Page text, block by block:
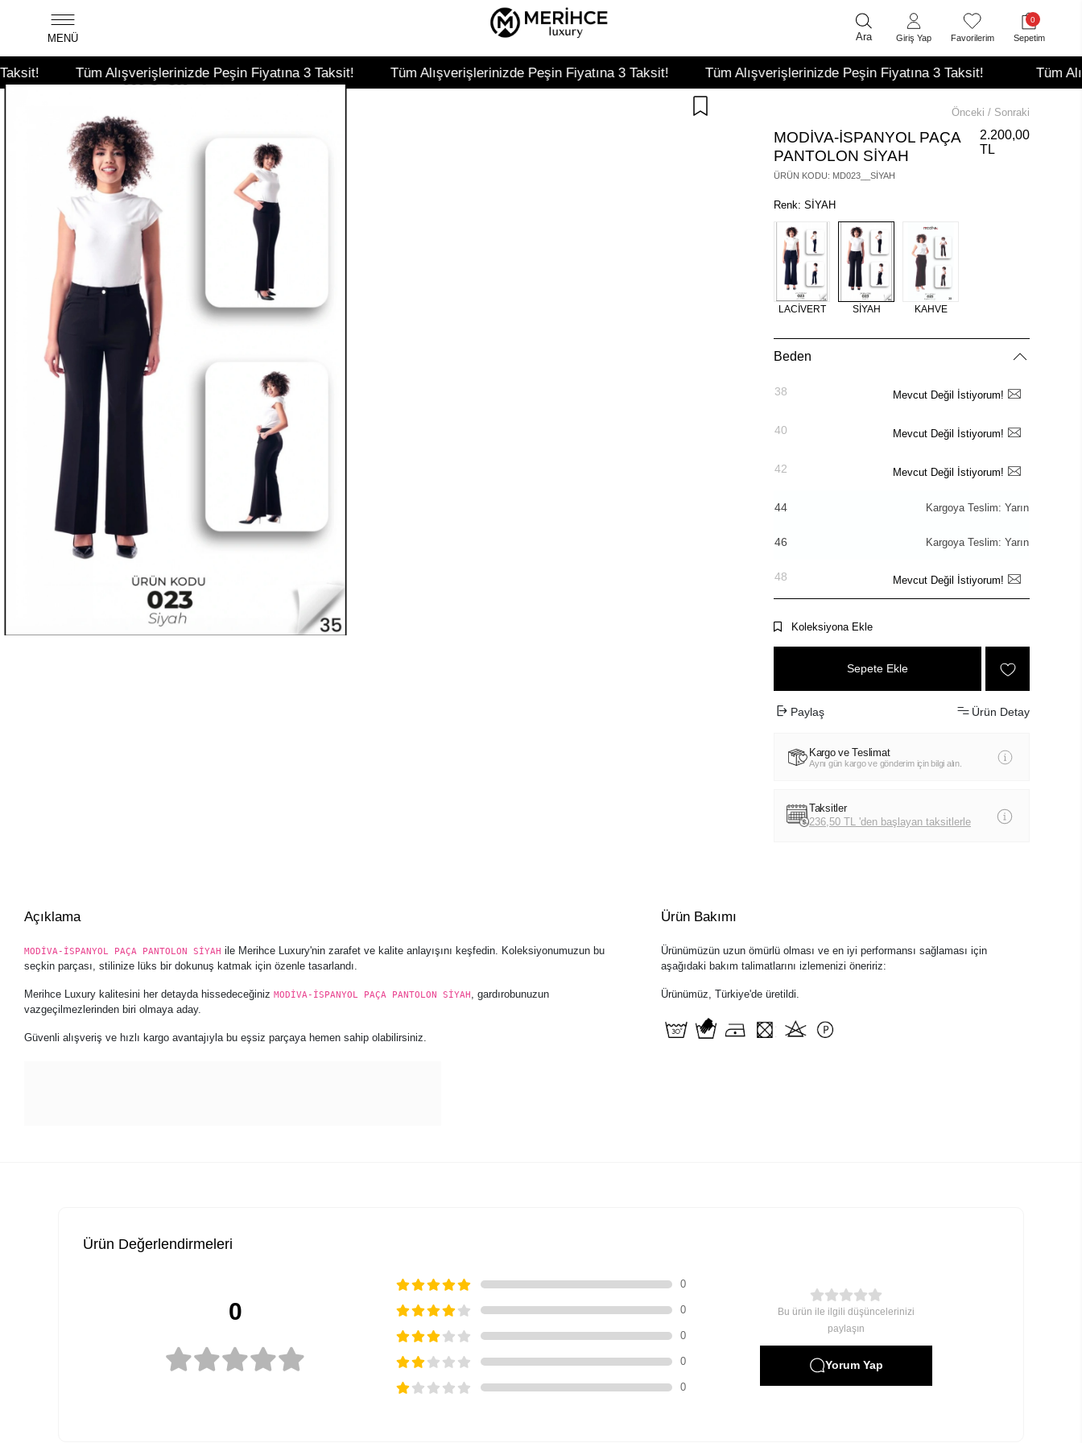
Tüm Alışverişlerinizde Peşin Fiyatına 3 Taksit! Tüm Alışverişlerinizde Peşin Fiyatına 3 Taksit! Tüm Alışverişlerinizde Peşin Fiyatına 3 Taksit! Tüm
MENÜ Ara Giriş Yap Favorilerim
0
Sepetim
Önceki / Sonraki
MODİVA-İSPANYOL PAÇA
PANTOLON SİYAH
ÜRÜN KODU: MD023__SİYAH
2.200,00
TL
Renk: SİYAH
LACİVERT SİYAH KAHVE
Beden
38 Mevcut Değil İstiyorum!
40 Mevcut Değil İstiyorum!
42 Mevcut Değil İstiyorum!
44 Kargoya Teslim: Yarın
46 Kargoya Teslim: Yarın
48 Mevcut Değil İstiyorum!
Koleksiyona Ekle
Sepete Ekle
Paylaş Ürün Detay
Kargo ve Teslimat
Aynı gün kargo ve gönderim için bilgi alın.
Taksitler
236,50 TL 'den başlayan taksitlerle
İade sürecim hakkında sorularım var.
+90 850 532 47 21
Sıkça Sorulanlar
Yardım Merkezi
Açıklama
MODİVA-İSPANYOL PAÇA PANTOLON SİYAH ile Merihce Luxury'nin zarafet ve kalite anlayışını keşfedin. Koleksiyonumuzun bu
seçkin parçası, stilinize lüks bir dokunuş katmak için özenle tasarlandı.
Merihce Luxury kalitesini her detayda hissedeceğinizMODİVA-İSPANYOL PAÇA PANTOLON SİYAH, gardırobunuzun
vazgeçilmezlerinden biri olmaya aday.
Güvenli alışveriş ve hızlı kargo avantajıyla bu eşsiz parçaya hemen sahip olabilirsiniz.
Ürün Bakımı
Ürünümüzün uzun ömürlü olması ve en iyi performansı sağlaması için
aşağıdaki bakım talimatlarını izlemenizi öneririz:
Ürünümüz, Türkiye'de üretildi.
Ürün Değerlendirmeleri
0
0
0
0
0
0
Bu ürün ile ilgili düşüncelerinizi
paylaşın
Yorum Yap